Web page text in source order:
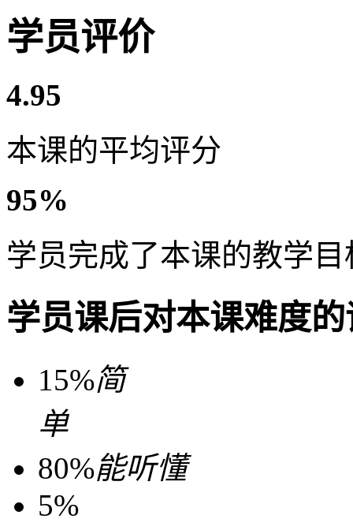
学员评价
4.95
本课的平均评分
95%
学员完成了本课的教学目
学员课后对本课难度
15%简
单
80%能听懂
5%